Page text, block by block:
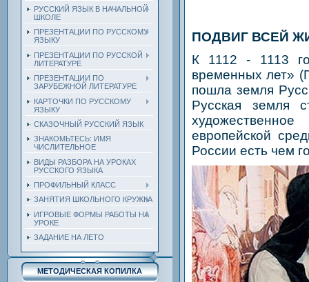
РУССКИЙ ЯЗЫК В НАЧАЛЬНОЙ
ШКОЛЕ
ПРЕЗЕНТАЦИИ ПО РУССКОМУ
ЯЗЫКУ
ПРЕЗЕНТАЦИИ ПО РУССКОЙ
ЛИТЕРАТУРЕ
ПРЕЗЕНТАЦИИ ПО
ЗАРУБЕЖНОЙ ЛИТЕРАТУРЕ
КАРТОЧКИ ПО РУССКОМУ
ЯЗЫКУ
СКАЗОЧНЫЙ РУССКИЙ ЯЗЫК
ЗНАКОМЬТЕСЬ: ИМЯ
ЧИСЛИТЕЛЬНОЕ
ВИДЫ РАЗБОРА НА УРОКАХ
РУССКОГО ЯЗЫКА
ПРОФИЛЬНЫЙ КЛАСС
ЗАНЯТИЯ ШКОЛЬНОГО КРУЖКА
ИГРОВЫЕ ФОРМЫ РАБОТЫ НА
УРОКЕ
ЗАДАНИЕ НА ЛЕТО
МЕТОДИЧЕСКАЯ КОПИЛКА
ПОДВИГ ВСЕЙ
К 1112 - 1113
временных лет»
пошла земля
Русская земля
европейской
России есть чем